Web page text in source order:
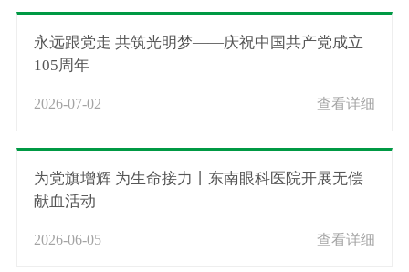
永远跟党走 共筑光明梦——庆祝中国共产党成立
105周年
2026-07-02 查看详细
为党旗增辉 为生命接力丨东南眼科医院开展无偿
献血活动
2026-06-05 查看详细